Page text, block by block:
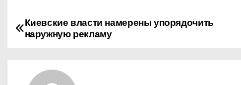
НКиевские власти намерены упорядочить
наружную рекламу